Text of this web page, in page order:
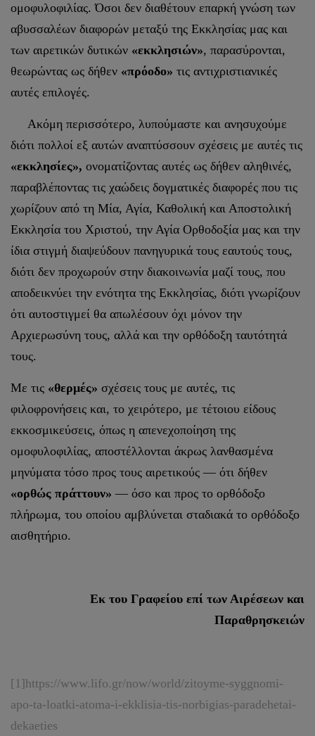
ομοφυλοφιλίας. Όσοι δεν διαθέτουν επαρκή γνώση των
αβυσσαλέων διαφορών μεταξύ της Εκκλησίας μας και
των αιρετικών δυτικών «εκκλησιών», παρασύρονται,
θεωρώντας ως δήθεν «πρόοδο» τις αντιχριστιανικές
αυτές επιλογές.
Ακόμη περισσότερο, λυπούμαστε και ανησυχούμε
διότι πολλοί εξ αυτών αναπτύσσουν σχέσεις με αυτές τις
«εκκλησίες», ονοματίζοντας αυτές ως δήθεν αληθινές,
παραβλέποντας τις χαώδεις δογματικές διαφορές που τις
χωρίζουν από τη Μία, Αγία, Καθολική και Αποστολική
Εκκλησία του Χριστού, την Αγία Ορθοδοξία μας και την
ίδια στιγμή διαψεύδουν πανηγυρικά τους εαυτούς τους,
διότι δεν προχωρούν στην διακοινωνία μαζί τους, που
αποδεικνύει την ενότητα της Εκκλησίας, διότι γνωρίζουν
ότι αυτοστιγμεί θα απωλέσουν όχι μόνον την
Αρχιερωσύνη τους, αλλά και την ορθόδοξη ταυτότητά
τους.
Με τις «θερμές» σχέσεις τους με αυτές, τις
φιλοφρονήσεις και, το χειρότερο, με τέτοιου είδους
εκκοσμικεύσεις, όπως η απενεχοποίηση της
ομοφυλοφιλίας, αποστέλλονται άκρως λανθασμένα
μηνύματα τόσο προς τους αιρετικούς — ότι δήθεν
«ορθώς πράττουν» — όσο και προς το ορθόδοξο
πλήρωμα, του οποίου αμβλύνεται σταδιακά το ορθόδοξο
αισθητήριο.
Εκ του Γραφείου επί των Αιρέσεων και
Παραθρησκειών
[1]https://www.lifo.gr/now/world/zitoyme-syggnomi-
apo-ta-loatki-atoma-i-ekklisia-tis-norbigias-paradehetai-
dekaeties